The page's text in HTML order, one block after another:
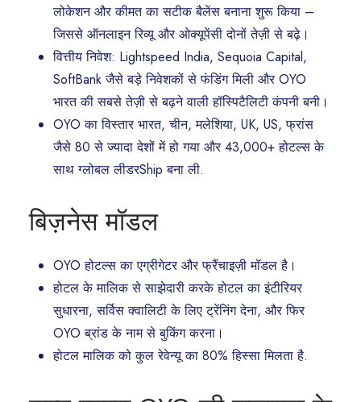
लोकेशन और कीमत का सटीक बैलेंस बनाना शुरू किया –
जिससे ऑनलाइन रिव्यू और ओक्यूपेंसी दोनों तेज़ी से बढ़े।
वित्तीय निवेश: Lightspeed India, Sequoia Capital,
SoftBank जैसे बड़े निवेशकों से फंडिंग मिली और OYO
भारत की सबसे तेज़ी से बढ़ने वाली हॉस्पिटैलिटी कंपनी बनी।
OYO का विस्तार भारत, चीन, मलेशिया, UK, US, फ्रांस
जैसे 80 से ज्यादा देशों में हो गया और 43,000+ होटल्स के
साथ ग्लोबल लीडरShip बना ली.
बिज़नेस मॉडल
OYO होटल्स का एग्रीगेटर और फ्रैंचाइज़ी मॉडल है।
होटल के मालिक से साझेदारी करके होटल का इंटीरियर
सुधारना, सर्विस क्वालिटी के लिए ट्रेंनिंग देना, और फिर
OYO ब्रांड के नाम से बुकिंग करना।
होटल मालिक को कुल रेवेन्यू का 80% हिस्सा मिलता है.